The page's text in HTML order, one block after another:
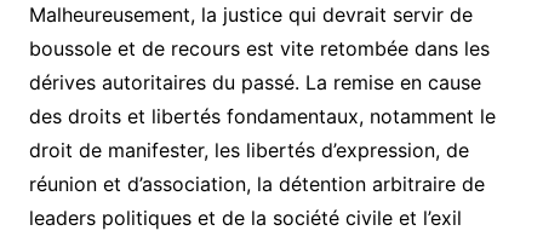
Malheureusement, la justice qui devrait servir de
boussole et de recours est vite retombée dans les
dérives autoritaires du passé. La remise en cause
des droits et libertés fondamentaux, notamment le
droit de manifester, les libertés d’expression, de
réunion et d’association, la détention arbitraire de
leaders politiques et de la société civile et l’exil